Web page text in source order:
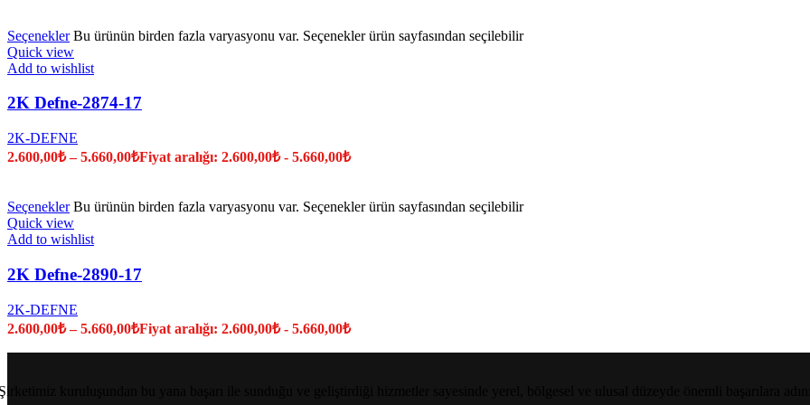
Seçenekler Bu ürünün birden fazla varyasyonu var. Seçenekler ürün sayfasından seçilebilir
Quick view
Add to wishlist
2K Defne-2874-17
2K-DEFNE
2.600,00₺ –5.660,00₺Fiyat aralığı: 2.600,00₺ - 5.660,00₺
Seçenekler Bu ürünün birden fazla varyasyonu var. Seçenekler ürün sayfasından seçilebilir
Quick view
Add to wishlist
2K Defne-2890-17
2K-DEFNE
2.600,00₺ –5.660,00₺Fiyat aralığı: 2.600,00₺ - 5.660,00₺
kuruluşundan bu yana başarı ile sunduğu ve geliştirdiği hizmetler sayesinde yerel, bölgesel ve ulusal düzeyde önemli başarılara